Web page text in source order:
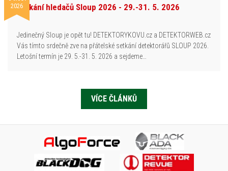
2026Setkání hledačů Sloup 2026 - 29.-31. 5. 2026
Jedinečný Sloup je opět tu! DETEKTORYKOVU.cz a DETEKTORWEB.cz
Vás tímto srdečně zve na přátelské setkání detektorářů SLOUP 2026.
Letošní termín je 29. 5.-31. 5. 2026 a sejdeme…
VÍCE ČLÁNKŮ